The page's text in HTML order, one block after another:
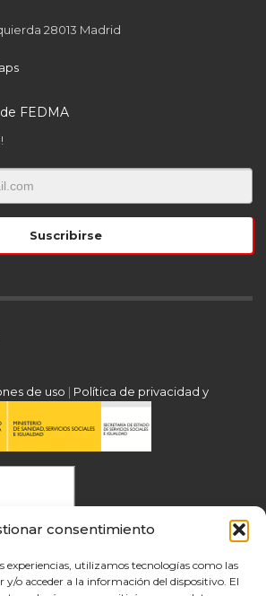
consentimiento
experiencias, utilizamos tecnologías como las
y/o acceder a la información del dispositivo. El
28013 Madrid
FEDMA
de uso | Política de privacidad y